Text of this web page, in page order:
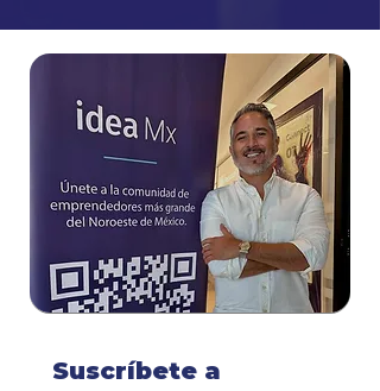
Suscríbete a